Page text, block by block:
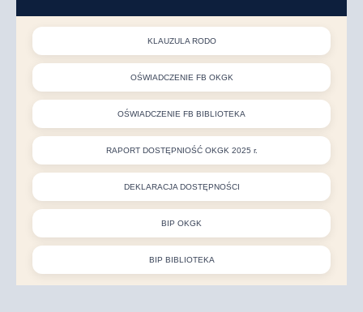
KLAUZULA RODO
OŚWIADCZENIE FB OKGK
OŚWIADCZENIE FB BIBLIOTEKA
RAPORT DOSTĘPNIOŚĆ OKGK 2025 r.
DEKLARACJA DOSTĘPNOŚCI
BIP OKGK
BIP BIBLIOTEKA